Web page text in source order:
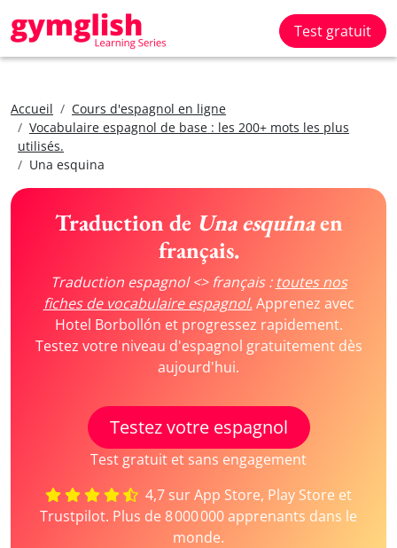
Test gratuit
Accueil
Cours d'espagnol en ligne
Vocabulaire espagnol de base : les 200+ mots les plus
utilisés.
Una esquina
Traduction de Una esquinaen
français.
Traduction espagnol <> français : toutes nos
fiches de vocabulaire espagnol.Apprenez avec
Hotel Borbollón et progressez rapidement.
Testez votre niveau d'espagnol gratuitement dès
aujourd'hui.
Testez votre espagnol
Test gratuit et sans engagement
4,7 sur App Store, Play Store et
Trustpilot. Plus de 8 000 000 apprenants dans le
monde.